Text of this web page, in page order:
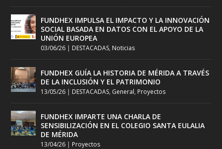
FUNDHEX IMPULSA EL IMPACTO Y LA INNOVACIÓN
SOCIAL BASADA EN DATOS CON EL APOYO DE LA
UNIÓN EUROPEA
03/06/26 | DESTACADAS, Noticias
FUNDHEX GUÍA LA HISTORIA DE MÉRIDA A TRAVÉS
DE LA INCLUSIÓN Y EL PATRIMONIO
13/05/26 | DESTACADAS, General, Proyectos
FUNDHEX IMPARTE UNA CHARLA DE
SENSIBILIZACIÓN EN EL COLEGIO SANTA EULALIA
DE MÉRIDA
13/04/26 | Proyectos